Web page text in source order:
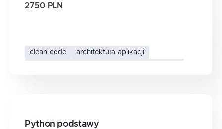
2750 PLN
clean-code
architektura-aplikacji
Python podstawy